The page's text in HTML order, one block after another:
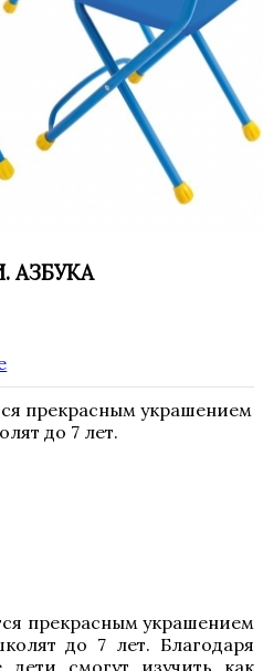
АЗБУКА
прекрасным украшением
до 7 лет.
прекрасным украшением
до 7 лет. Благодаря